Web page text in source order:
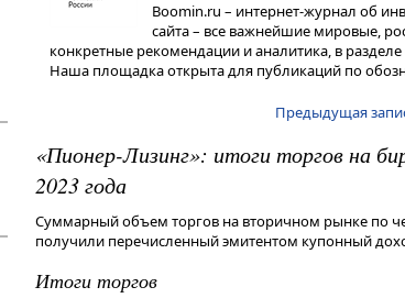
Boomin.ru – интернет-журнал об
сайта – все важнейшие мировые,
конкретные рекомендации и аналитика, в
Наша площадка открыта для публикаций по
Предыдущая
«Пионер-Лизинг»: итоги торгов на
2023 года
Суммарный объем торгов на вторичном рынке по
получили перечисленный эмитентом купонный
Итоги торгов